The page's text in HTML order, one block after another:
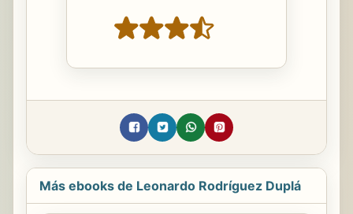
Más ebooks de Leonardo Rodríguez Duplá